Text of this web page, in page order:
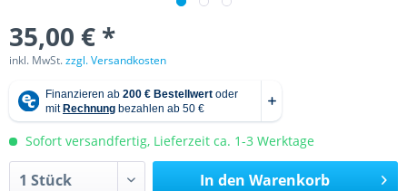
35,00 € *
inkl. MwSt.zzgl. Versandkosten
Sofort versandfertig, Lieferzeit ca. 1-3 Werktage
In den Warenkorb